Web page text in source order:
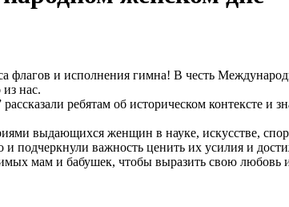
флагов и исполнения гимна! В честь
нас.
ребятам об историческом контексте и
выдающихся женщин в науке, искусстве,
важность ценить их усилия и
мам и бабушек, чтобы выразить свою любовь